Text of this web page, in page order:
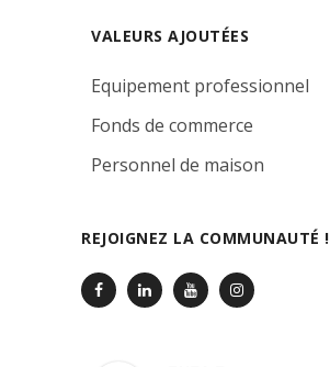
VALEURS AJOUTÉES
Equipement professionnel
Fonds de commerce
Personnel de maison
REJOIGNEZ LA COMMUNAUTÉ !